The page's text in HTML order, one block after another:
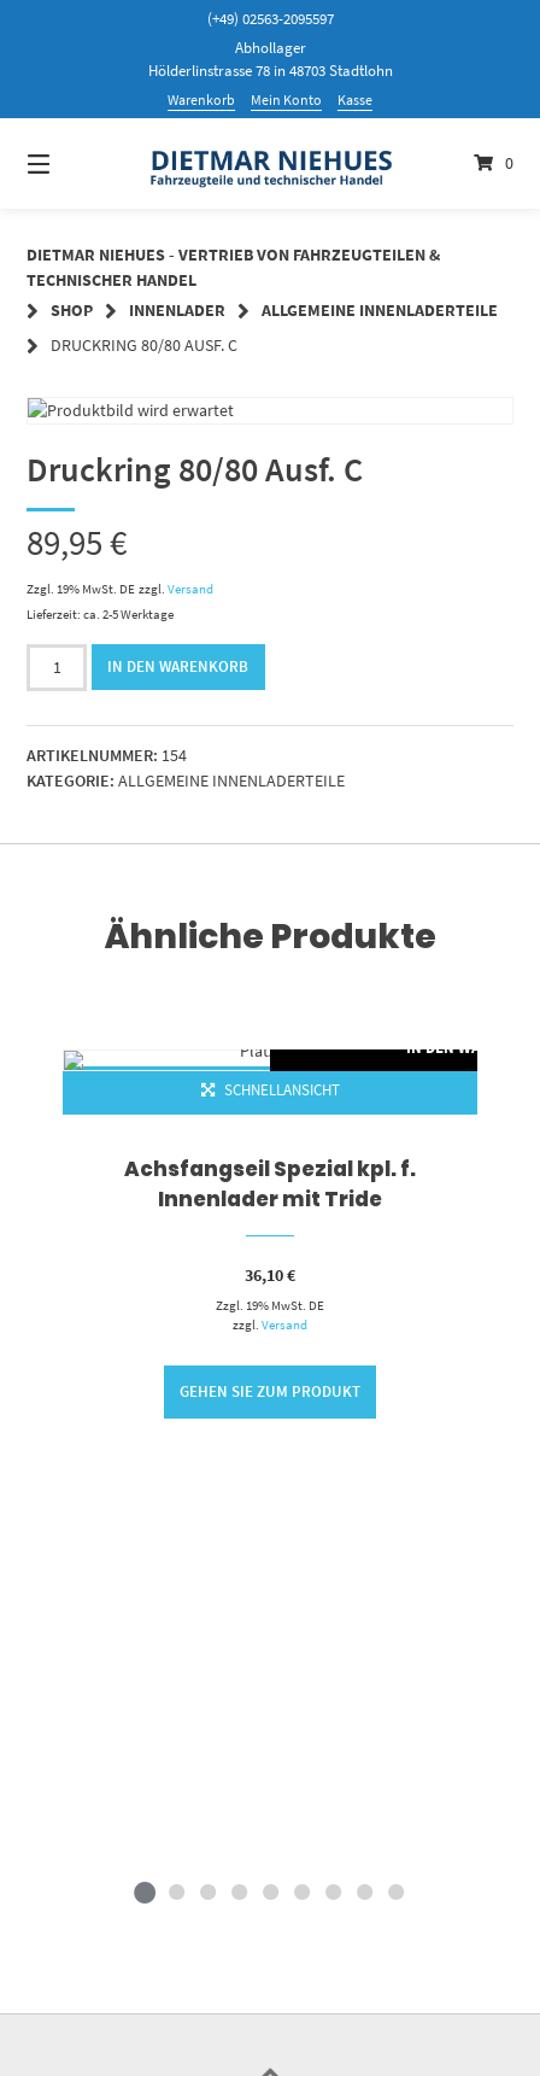
(+49) 02563-2095597
Abhollager
Hölderlinstrasse 78 in 48703 Stadtlohn
Warenkorb Mein Konto Kasse
0
DIETMAR NIEHUES - VERTRIEB VON FAHRZEUGTEILEN &
TECHNISCHER HANDEL
SHOP
INNENLADER
ALLGEMEINE INNENLADERTEILE
DRUCKRING 80/80 AUSF. C
Druckring 80/80 Ausf. C
89,95€
Zzgl. 19% MwSt. DE zzgl.Versand
Lieferzeit: ca. 2-5 Werktage
Druckring
80/80
C
Menge
IN DEN WARENKORB
ARTIKELNUMMER: 154
KATEGORIE: ALLGEMEINE INNENLADERTEILE
Ähnliche Produkte
IN DEN
SCHNELLANSICHT
Achsfangseil Spezial kpl. f.
Innenlader mit Tride
36,10€
Zzgl. 19% MwSt. DE
zzgl.Versand
GEHEN SIE ZUM PRODUKT